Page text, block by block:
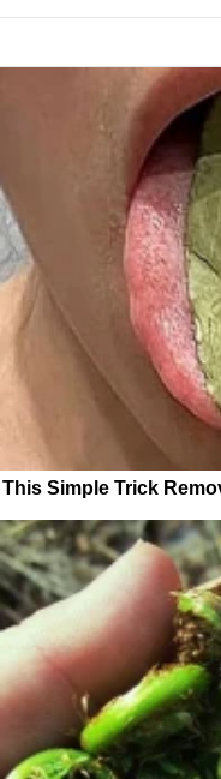
This Simple Trick